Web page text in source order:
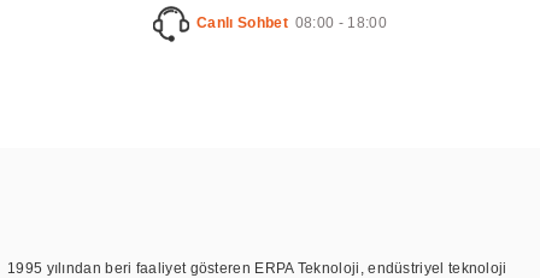
Canlı Sohbet 08:00 - 18:00
1995 yılından beri faaliyet gösteren ERPA Teknoloji, endüstriyel teknoloji